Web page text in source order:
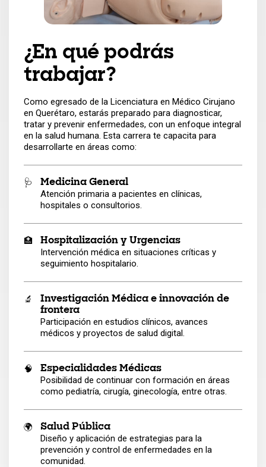
¿En qué podrás
trabajar?
Como egresado de la Licenciatura en Médico Cirujano
en Querétaro, estarás preparado para diagnosticar,
tratar y prevenir enfermedades, con un enfoque integral
en la salud humana. Esta carrera te capacita para
desarrollarte en áreas como:
🩺 Medicina General
Atención primaria a pacientes en clínicas,
hospitales o consultorios.
🏥 Hospitalización y Urgencias
Intervención médica en situaciones críticas y
seguimiento hospitalario.
🔬
Investigación Médica e innovación de
frontera
Participación en estudios clínicos, avances
médicos y proyectos de salud digital.
🧠 Especialidades Médicas
Posibilidad de continuar con formación en áreas
como pediatría, cirugía, ginecología, entre otras.
🌍 Salud Pública
Diseño y aplicación de estrategias para la
prevención y control de enfermedades en la
comunidad.